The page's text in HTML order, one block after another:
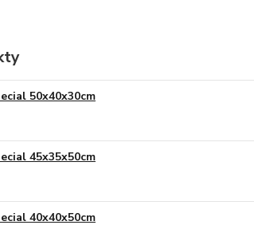
50x40x30cm
45x35x50cm
40x40x50cm